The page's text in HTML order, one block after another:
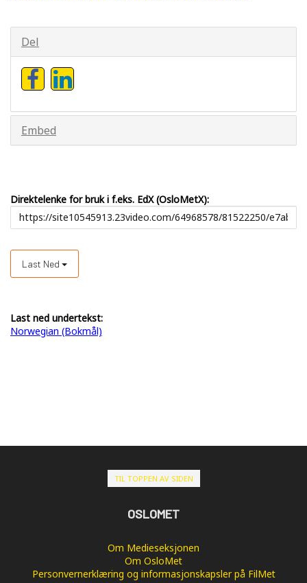
Del
Embed
Direktelenke for bruk i f.eks. EdX (OsloMetX):
Last Ned
Last ned undertekst:
Norwegian (Bokmål)
TIL TOPPEN AV SIDEN
OSLOMET
Om Medieseksjonen
Om OsloMet
Personvernerklæring og informasjonskapsler på FilMet